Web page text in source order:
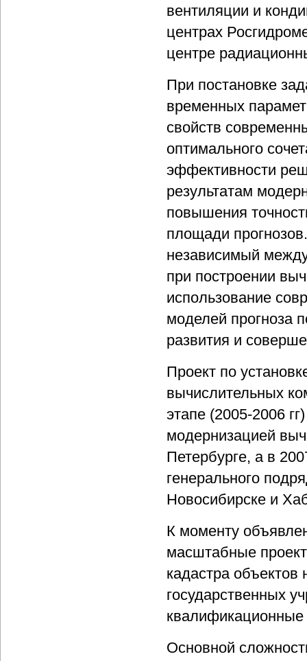
вентиляции и
центрах
центре
При постановке
временных
свойств
оптимального
эффективности
результатам
повышения
площади
независимый
при построении
использование
моделей прогноза
развития и
Проект по
вычислительных
этапе (2005-2006
модернизацией
Петербурге, а в
генерального
Новосибирске и
К моменту
масштабные
кадастра
государственных
квалификационные
Основной